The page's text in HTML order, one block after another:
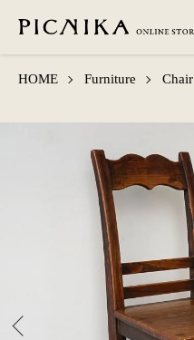
HOME Furniture Chair